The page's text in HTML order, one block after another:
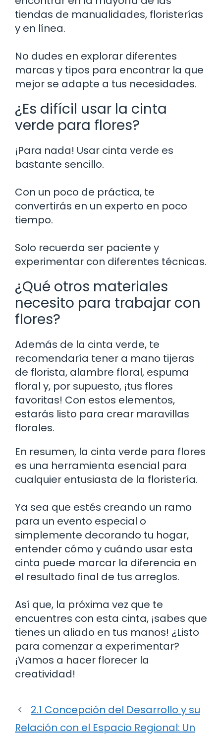
tiendas de manualidades, floristerías
y en línea.
No dudes en explorar diferentes
marcas y tipos para encontrar la que
mejor se adapte a tus necesidades.
¿Es difícil usar la cinta
verde para flores?
¡Para nada! Usar cinta verde es
bastante sencillo.
Con un poco de práctica, te
convertirás en un experto en poco
tiempo.
Solo recuerda ser paciente y
experimentar con diferentes técnicas.
¿Qué otros materiales
necesito para trabajar con
flores?
Además de la cinta verde, te
recomendaría tener a mano tijeras
de florista, alambre floral, espuma
floral y, por supuesto, ¡tus flores
favoritas! Con estos elementos,
estarás listo para crear maravillas
florales.
En resumen, la cinta verde para flores
es una herramienta esencial para
cualquier entusiasta de la floristería.
Ya sea que estés creando un ramo
para un evento especial o
simplemente decorando tu hogar,
entender cómo y cuándo usar esta
cinta puede marcar la diferencia en
el resultado final de tus arreglos.
Así que, la próxima vez que te
encuentres con esta cinta, ¡sabes que
tienes un aliado en tus manos! ¿Listo
para comenzar a experimentar?
¡Vamos a hacer florecer la
creatividad!
2.1 Concepción del Desarrollo y su
Relación con el Espacio Regional: Un